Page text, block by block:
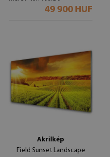
49 900 HUF
Akrilkép
Field Sunset Landscape